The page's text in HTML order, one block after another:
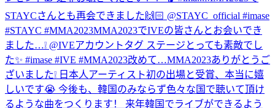
STAYCさんとも再会できました🙌🏻 @STAYC_official #imase
#STAYC #MMA2023MMA2023でIVEの皆さんとお会いでき
ました…❕ @IVEアカウントタグ ステージとっても素敵でし
た✨ #imase #IVE #MMA2023改めて…MMA2023ありがとうご
ざいました❕ 日本人アーティスト初の出場と受賞、本当に嬉
しいです😭 今後も、韓国のみならず色々な国で聴いて頂け
るような曲をつくります！ 来年韓国でライブができるよう